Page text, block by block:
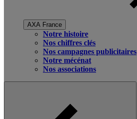
AXA France
Notre histoire
Nos chiffres clés
Nos campagnes publicitaires
Notre mécénat
Nos associations